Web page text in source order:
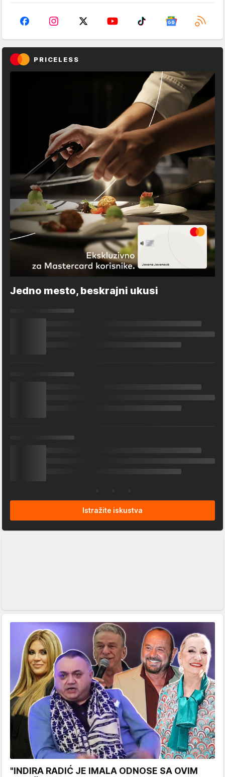
PRICELESS
Jedno mesto, beskrajni ukusi
Istražite iskustva
"INDIRA RADIĆ JE IMALA ODNOSE SA OVIM